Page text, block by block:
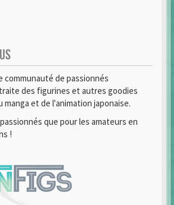
communauté de passionnés
des figurines et autres goodies
manga et de l'animation japonaise.
que pour les amateurs en
!